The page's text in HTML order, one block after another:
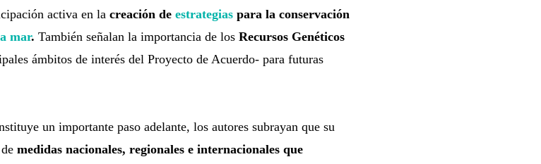
activa en la creación de estrategiaspara la conservación
mar. También señalan la importancia de los Recursos Genéticos
ámbitos de interés del Proyecto de Acuerdo- para futuras
un importante paso adelante, los autores subrayan que su
medidas nacionales, regionales e internacionales que